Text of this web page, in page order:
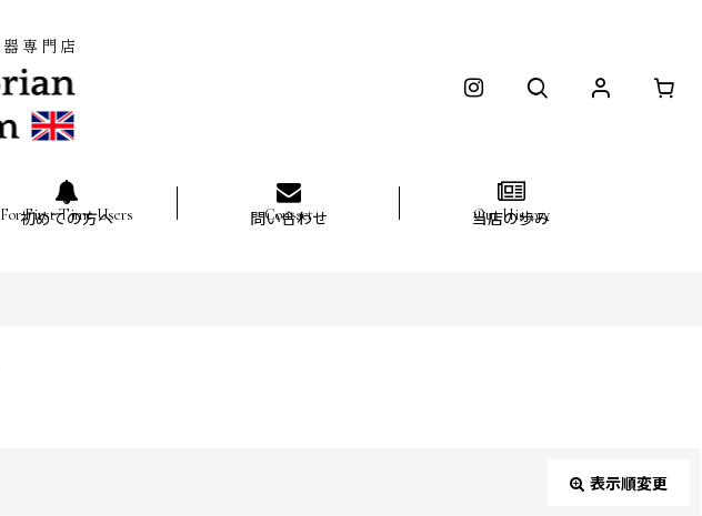
専門店
初めての方へ 問い合わせ 当店の歩み
表示順変更